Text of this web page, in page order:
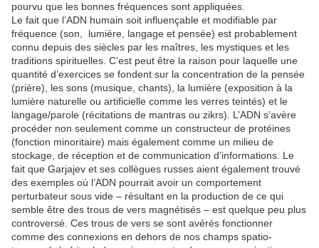
pourvu que les bonnes fréquences sont appliquées.
Le fait que l’ADN humain soit influençable et modifiable par
fréquence (son, lumière, langage et pensée) est probablement
connu depuis des siècles par les maîtres, les mystiques et les
traditions spirituelles. C’est peut être la raison pour laquelle une
quantité d’exercices se fondent sur la concentration de la pensée
(prière), les sons (musique, chants), la lumière (exposition à la
lumière naturelle ou artificielle comme les verres teintés) et le
langage/parole (récitations de mantras ou zikrs). L’ADN s’avère
procéder non seulement comme un constructeur de protéines
(fonction minoritaire) mais également comme un milieu de
stockage, de réception et de communication d’informations. Le
fait que Garjajev et ses collègues russes aient également trouvé
des exemples où l’ADN pourrait avoir un comportement
perturbateur sous vide – résultant en la production de ce qui
semble être des trous de vers magnétisés – est quelque peu plus
controversé. Ces trous de vers se sont avérés fonctionner
comme des connexions en dehors de nos champs spatio-